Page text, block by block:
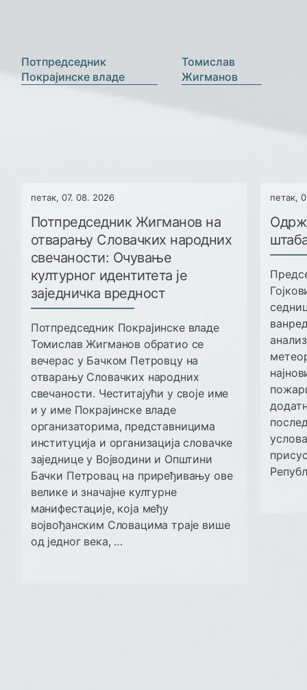
Потпредседник
Покрајинске владе
Томислав
Жигманов
петак, 07. 08. 2026
Потпредседник Жигманов на
отварању Словачких народних
свечаности: Очување
културног идентитета је
заједничка вредност
Потпредседник Покрајинске владе
Томислав Жигманов обратио се
вечерас у Бачком Петровцу на
отварању Словачких народних
свечаности. Честитајући у своје име
и у име Покрајинске владе
организаторима, представницима
институција и организација словачке
заједнице у Војводини и Општини
Бачки Петровац на приређивању ове
велике и значајне културне
манифестације, која међу
војвођанским Словацима траје више
од једног века, …
петак,